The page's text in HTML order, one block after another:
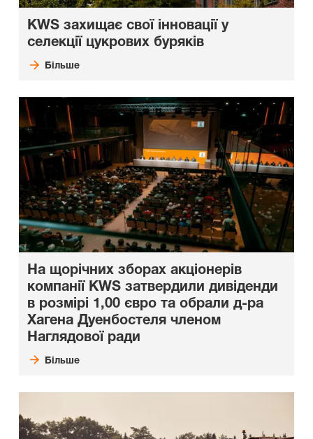
KWS захищає свої інновації у
селекції цукрових буряків
Більше
На щорічних зборах акціонерів
компанії KWS затвердили дивіденди
в розмірі 1,00 євро та обрали д-ра
Хагена Дуенбостеля членом
Наглядової ради
Більше